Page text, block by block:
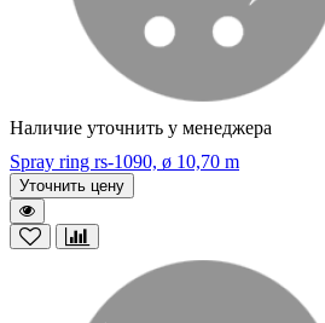
Наличие уточнить у менеджера
Spray ring rs-1090, ø 10,70 m
Уточнить цену